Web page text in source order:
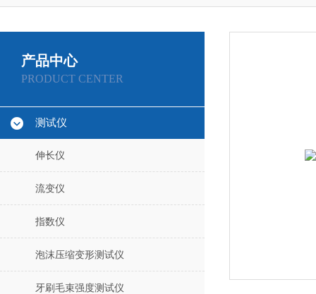
产品中心
PRODUCT CENTER
测试仪
伸长仪
流变仪
指数仪
泡沫压缩变形测试仪
牙刷毛束强度测试仪